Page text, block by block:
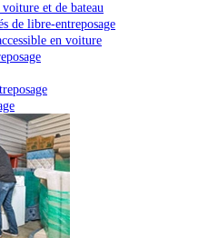
et de bateau
de libre-entreposage
en voiture